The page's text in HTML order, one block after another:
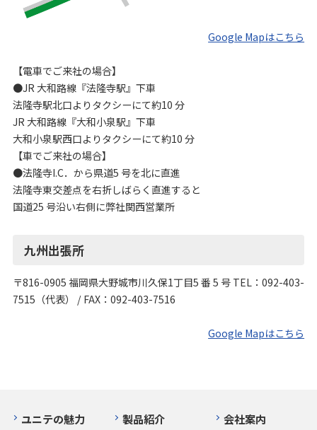
Google Mapはこちら
【電車でご来社の場合】
●JR 大和路線『法隆寺駅』下車
法隆寺駅北口よりタクシーにて約10 分
JR 大和路線『大和小泉駅』下車
大和小泉駅西口よりタクシーにて約10 分
【車でご来社の場合】
●法隆寺I.C．から県道5 号を北に直進
法隆寺東交差点を右折しばらく直進すると
国道25 号沿い右側に弊社関西営業所
九州出張所
〒816-0905 福岡県大野城市川久保1丁目5 番 5 号 TEL：092-403-
7515（代表） / FAX：092-403-7516
Google Mapはこちら
ユニテの魅力 製品紹介 会社案内